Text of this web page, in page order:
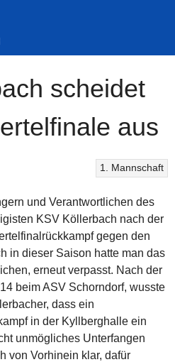
scheidet
aus
1. Mannschaft
und Verantwortlichen des
KSV Köllerbach nach der
gegen den
in dieser Saison hatte man das
erneut verpasst. Nach der
beim ASV Schorndorf, wusste
dass ein
in der Kyllberghalle ein
unmögliches Unterfangen
von Vorhinein klar, dafür